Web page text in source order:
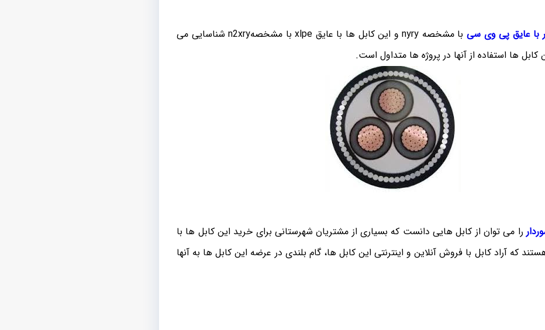
با عایق پی وی سی
با مشخصه nyry و این کابل ها با عایق xlpe با مشخصهn2xry شناسایی می
ها استفاده از آنها در پروژه ها متداول است.
را می توان از کابل هایی دانست که بسیاری از مشتریان شهرستانی برای خرید این کابل ها با
که آراد کابل با فروش آنلاین و اینترنتی این کابل ها، گام بلندی در عرضه این کابل ها به آنها